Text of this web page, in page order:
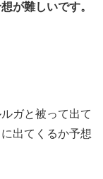
が難しいです。
ガと被って出て
出てくるか予想